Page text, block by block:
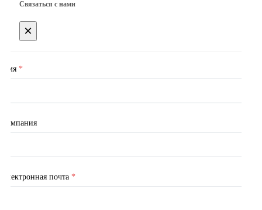
Связаться с нами
×
Имя *
Компания
Электронная почта *